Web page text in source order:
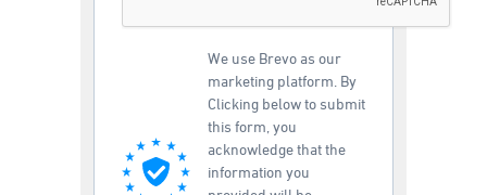
We use Brevo as our
marketing platform. By
Clicking below to submit
this form, you
acknowledge that the
information you